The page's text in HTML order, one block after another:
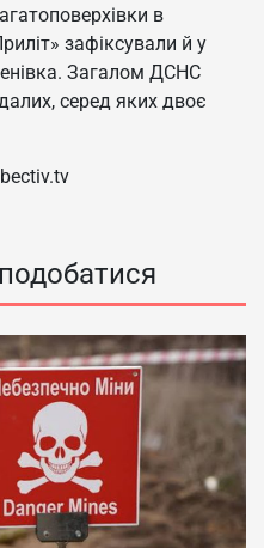
в
зафіксували й у
Загалом ДСНС
серед яких двоє